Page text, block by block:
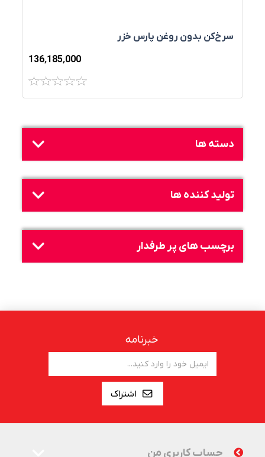
سرخ‌کن بدون روغن پارس خزر
136٬185٬000
دسته ها
تولید کننده ها
برچسب های پر طرفدار
خبرنامه
اشتراک
حساب کاربری من